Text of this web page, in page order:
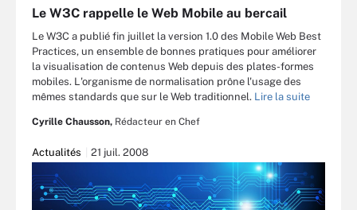
Le W3C rappelle le Web Mobile au bercail
Le W3C a publié fin juillet la version 1.0 des Mobile Web Best
Practices, un ensemble de bonnes pratiques pour améliorer
la visualisation de contenus Web depuis des plates-formes
mobiles. L'organisme de normalisation prône l'usage des
mêmes standards que sur le Web traditionnel. Lire la suite
Cyrille Chausson, Rédacteur en Chef
Actualités 21 juil. 2008